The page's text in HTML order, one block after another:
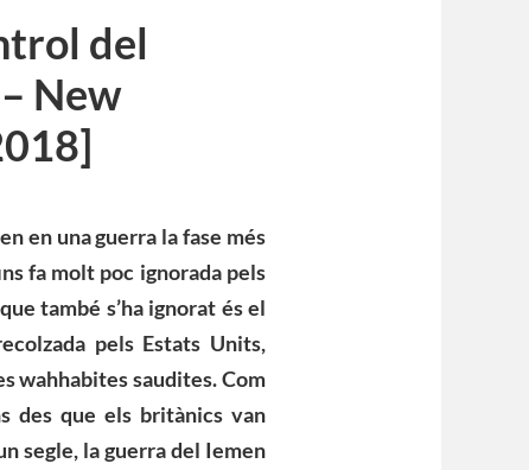
del
New
en una guerra la fase més
fa molt poc ignorada pels
també s’ha ignorat és el
pels Estats Units,
wahhabites saudites. Com
des que els britànics van
segle, la guerra del Iemen